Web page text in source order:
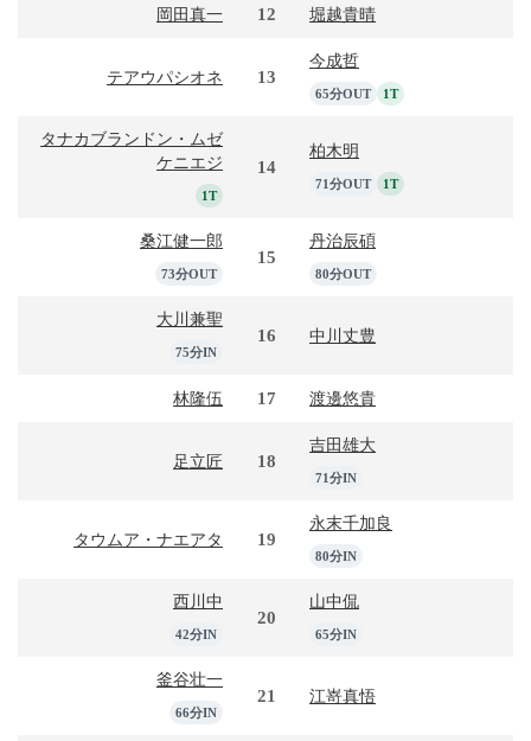
岡田真一 12 堀越貴晴
テアウパシオネ 13
今成哲
65分OUT 1T
タナカブランドン・ムゼ
ケニエジ
1T
14
柏木明
71分OUT 1T
桑江健一郎
73分OUT
15
丹治辰碩
80分OUT
大川兼聖
75分IN
16 中川丈豊
林隆伍 17 渡邊悠貴
足立匠 18
吉田雄大
71分IN
タウムア・ナエアタ 19
永末千加良
80分IN
西川中
42分IN
20
山中侃
65分IN
釜谷壮一
66分IN
21 江嵜真悟